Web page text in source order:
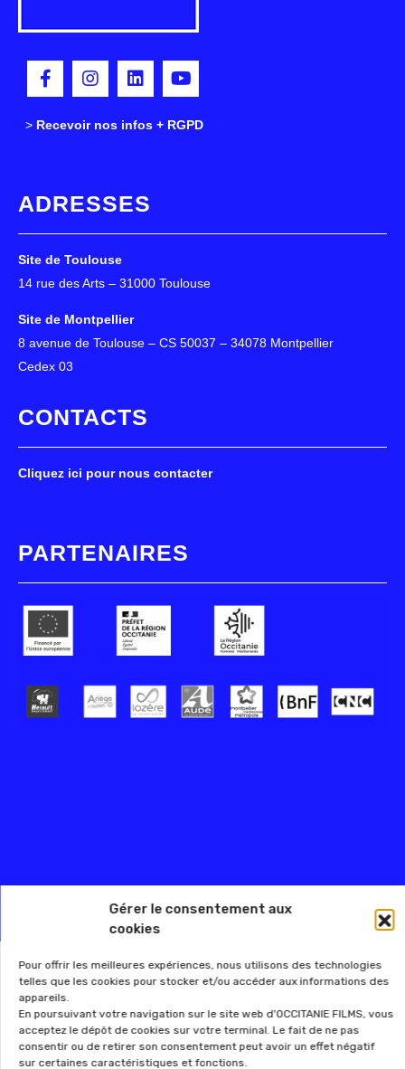
Gérer le consentement aux
cookies
Pour offrir les meilleures expériences, nous utilisons des technologies
telles que les cookies pour stocker et/ou accéder aux informations des
appareils.
En poursuivant votre navigation sur le site web d'OCCITANIE FILMS, vous
acceptez le dépôt de cookies sur votre terminal. Le fait de ne pas
consentir ou de retirer son consentement peut avoir un effet négatif
sur certaines caractéristiques et fonctions.
> Recevoir nos infos + RGPD
ADRESSES
Site de Toulouse
14 rue des Arts – 31000 Toulouse
Site de Montpellier
8 avenue de Toulouse – CS 50037 – 34078 Montpellier
Cedex 03
CONTACTS
Cliquez ici pour nous contacter
PARTENAIRES